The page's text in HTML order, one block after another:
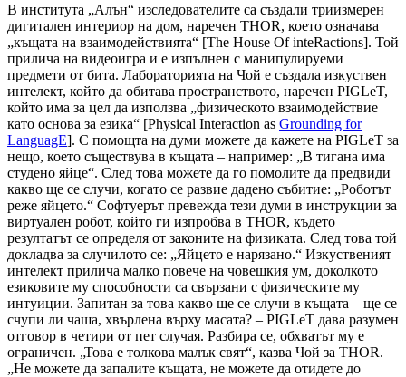
В института „Алън“ изследователите са създали триизмерен
дигитален интериор на дом, наречен THOR, което означава
„къщата на взаимодействията“ [The House Of inteRactions]. Той
прилича на видеоигра и е изпълнен с манипулируеми
предмети от бита. Лабораторията на Чой е създала изкуствен
интелект, който да обитава пространството, наречен PIGLeT,
който има за цел да използва „физическото взаимодействие
като основа за езика“ [Physical Interaction as Grounding for
LanguagE]. С помощта на думи можете да кажете на PIGLeT за
нещо, което съществува в къщата – например: „В тигана има
студено яйце“. След това можете да го помолите да предвиди
какво ще се случи, когато се развие дадено събитие: „Роботът
реже яйцето.“ Софтуерът превежда тези думи в инструкции за
виртуален робот, който ги изпробва в THOR, където
резултатът се определя от законите на физиката. След това той
докладва за случилото се: „Яйцето е нарязано.“ Изкуственият
интелект прилича малко повече на човешкия ум, доколкото
езиковите му способности са свързани с физическите му
интуиции. Запитан за това какво ще се случи в къщата – ще се
счупи ли чаша, хвърлена върху масата? – PIGLeT дава разумен
отговор в четири от пет случая. Разбира се, обхватът му е
ограничен. „Това е толкова малък свят“, казва Чой за THOR.
„Не можете да запалите къщата, не можете да отидете до